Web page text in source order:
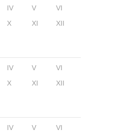
IV V
VI
X XI XII
IV V
VI
X XI XII
IV V
VI